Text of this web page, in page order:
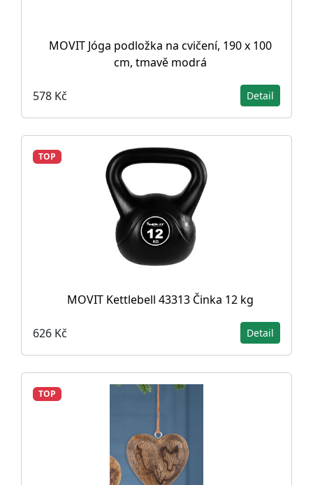
MOVIT Jóga podložka na cvičení, 190 x 100
cm, tmavě modrá
578 Kč Detail
TOP
MOVIT Kettlebell 43313 Činka 12 kg
626 Kč Detail
TOP